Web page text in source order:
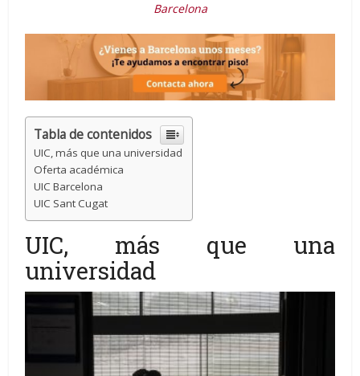
Barcelona
Tabla de contenidos
UIC, más que una universidad
Oferta académica
UIC Barcelona
UIC Sant Cugat
UIC, más que una
universidad